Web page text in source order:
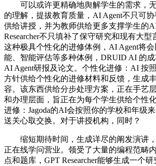
可以或许更精确地舆解学生的需求，
的理解，提拔教育质量，AI Agent不只可协
供给讲授，并为教师供给更多支撑学生的
Researcher不只填补了保守研究和现有大型
这种极具个性化的进修体例，AI Agent将
能、智能评估等多种体例，DRUID AI 的
AI Agent研报及论文。个性化进修：AI 按
方针供给个性化的进修材料和反馈，生成
容。该东西供给分步处理方案，正在手艺
和办理层面，旨正在为每个学生供给个性
进修：Jagoda的AI会按照你的学校和年级
送关心取交换。对于讲授机构，同时？
缩短期待时间，生成详尽的阐发演讲，
正在线学问营业。领受了大量的编程范畴
点和题库，GPT Researcher能够生成一个